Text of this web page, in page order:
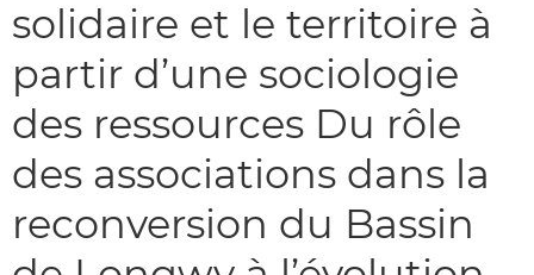
solidaire et le territoire à
partir d’une sociologie
des ressources Du rôle
des associations dans la
reconversion du Bassin